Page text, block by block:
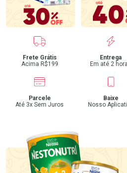
Benefícios
Frete Grátis
Acima R$199
Entrega
Em até 2
Parcele
Até 3x Sem Juros
Baixe
Nosso